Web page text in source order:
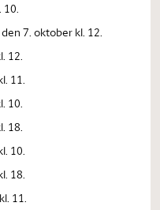
10.
7. oktober kl. 12.
12.
11.
10.
18.
10.
18.
11.